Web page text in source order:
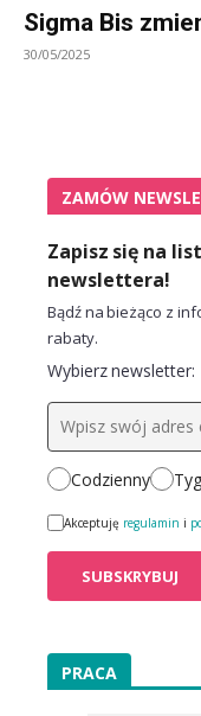
Sigma Bis
30/05/2025
ZAMÓW
Zapisz się na
newslettera!
Bądź na bieżąco z
rabaty.
Wybierz newsletter:
Codzienny
Akceptuję regulamin i
PRACA